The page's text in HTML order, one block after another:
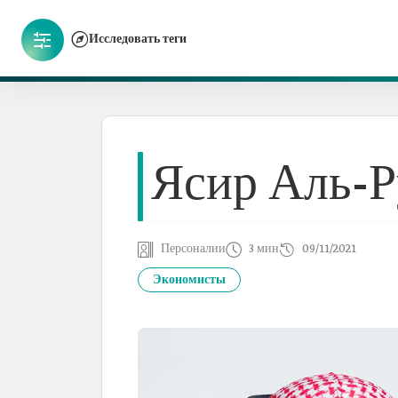
Исследовать теги
Ясир Аль-
Персоналии 3 мин 09/11/2021
Экономисты